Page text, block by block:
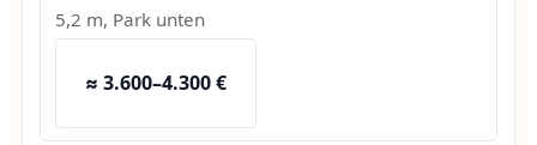
5,2 m, Park unten
≈ 3.600–4.300 €